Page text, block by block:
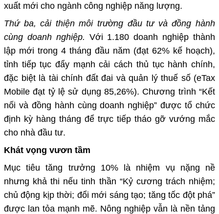
xuất mới cho ngành công nghiệp năng lượng.
Thứ ba, cải thiện môi trường đầu tư và đồng hành
cùng doanh nghiệp. Với 1.180 doanh nghiệp thành
lập mới trong 4 tháng đầu năm (đạt 62% kế hoạch),
tỉnh tiếp tục đẩy mạnh cải cách thủ tục hành chính,
đặc biệt là tài chính đất đai và quản lý thuế số (eTax
Mobile đạt tỷ lệ sử dụng 85,26%). Chương trình “Kết
nối và đồng hành cùng doanh nghiệp” được tổ chức
định kỳ hàng tháng để trực tiếp tháo gỡ vướng mắc
cho nhà đầu tư.
Khát vọng vươn tầm
Mục tiêu tăng trưởng 10% là nhiệm vụ nặng nề
nhưng khả thi nếu tinh thần “Kỷ cương trách nhiệm;
chủ động kịp thời; đổi mới sáng tạo; tăng tốc đột phá”
được lan tỏa mạnh mẽ. Nông nghiệp vẫn là nền tảng